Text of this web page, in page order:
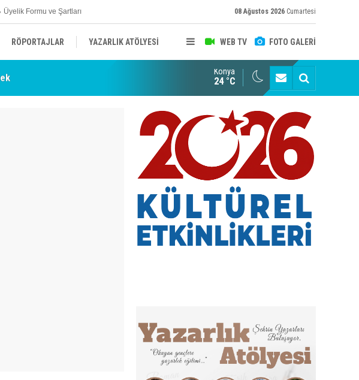
Üyelik Formu ve Şartları 08 Ağustos 2026 Cumartesi
WEB TV FOTO GALERİ
RÖPORTAJLAR YAZARLIK ATÖLYESİ
TYB KONYA ŞUBESİ’NDE FOTOĞRAF DOLU BİR GÜN GERÇEKLEŞTİ
Konya
24 °C